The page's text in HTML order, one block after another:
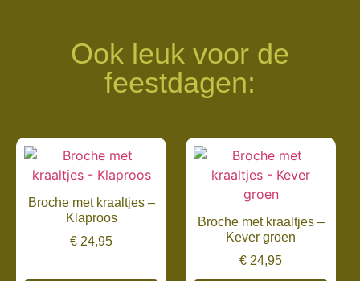
Ook leuk voor de
feestdagen:
Broche met kraaltjes –
Klaproos
€ 24,95
Broche met kraaltjes –
Kever groen
€ 24,95